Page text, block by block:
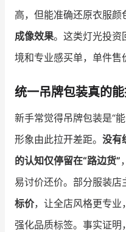
高，但能准确还原衣服颜
成像效果。这类灯光投资
境和专业感买单，单件售
统一吊牌包装真的能
新手常觉得吊牌包装是“
形象由此拉开差距。 没有
的认知仅停留在“路边货”
易讨价还价。部分服装店
标价，让全店风格更专业
强化品质标签。事实证明